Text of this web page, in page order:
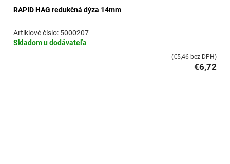
RAPID HAG redukčná dýza 14mm
Skladom u dodávateľa
5000207
€6,72
(€5,46 bez DPH)